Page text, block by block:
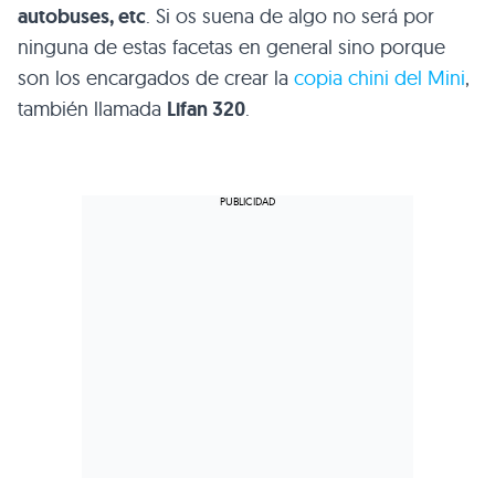
autobuses, etc. Si os suena de algo no será por
ninguna de estas facetas en general sino porque
son los encargados de crear la copia chini del Mini,
también llamada Lifan 320.